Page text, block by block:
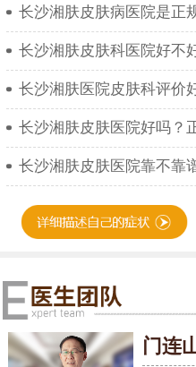
长沙湘肤皮肤病医院是正
长沙湘肤皮肤科医院好不
长沙湘肤医院皮肤科评价
长沙湘肤皮肤医院好吗？
长沙湘肤皮肤医院靠不靠
门连